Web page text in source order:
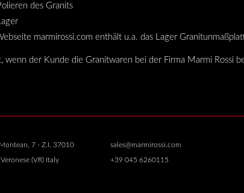
des Granits
marmirossi.com enthält u.a. das Lager
wenn der Kunde die Granitwaren bei der Firma Marmi Rossi
Montean, 7 - Z.I. 37010
(VR) Italy
sales@marmirossi.com
+39 045 6260115